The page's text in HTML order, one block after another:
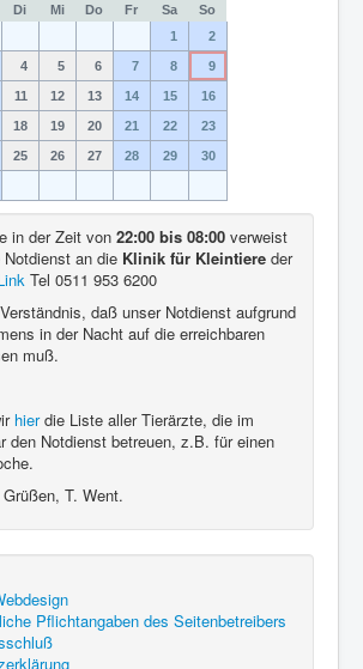
Di Mi Do Fr Sa
So
1
2
4 5 6 7 8 9
11 12 13 14 15 16
18 19 20 21 22 23
25 26 27 28 29 30
in der Zeit von 22:00 bis 08:00 verweist
an die Klinik für Kleintiere der
Tel 0511 953 6200
daß unser Notdienst aufgrund
in der Nacht auf die erreichbaren
muß.
hierdie Liste aller Tierärzte, die im
den Notdienst betreuen, z.B. für einen
T. Went.
Pflichtangaben des Seitenbetreibers